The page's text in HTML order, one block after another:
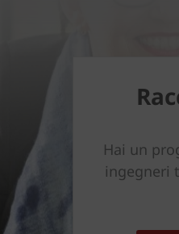
Hai un
ingegneri